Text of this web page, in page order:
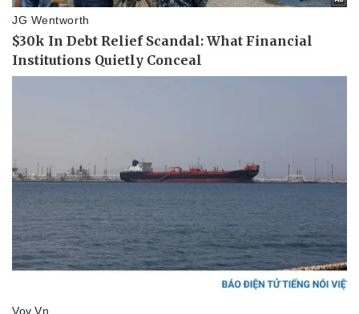
Thể thao
Bóng đá
Lịch thi đấu bóng đá
Thế giới thể thao
Ô tô
Xe máy
Tư vấn